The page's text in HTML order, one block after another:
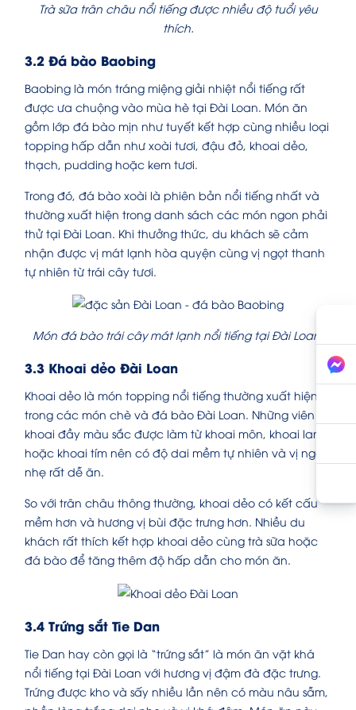
Trà sữa trân châu nổi tiếng được nhiều độ tuổi yêu
thích.
3.2 Đá bào Baobing
Baobing là món tráng miệng giải nhiệt nổi tiếng rất
được ưa chuộng vào mùa hè tại Đài Loan. Món ăn
gồm lớp đá bào mịn như tuyết kết hợp cùng nhiều loại
topping hấp dẫn như xoài tươi, đậu đỏ, khoai dẻo,
thạch, pudding hoặc kem tươi.
Trong đó, đá bào xoài là phiên bản nổi tiếng nhất và
thường xuất hiện trong danh sách các món ngon phải
thử tại Đài Loan. Khi thưởng thức, du khách sẽ cảm
nhận được vị mát lạnh hòa quyện cùng vị ngọt thanh
tự nhiên từ trái cây tươi.
Món đá bào trái cây mát lạnh nổi tiếng tại Đài Loan.
3.3 Khoai dẻo Đài Loan
Khoai dẻo là món topping nổi tiếng thường xuất hiện
trong các món chè và đá bào Đài Loan. Những viên
khoai đầy màu sắc được làm từ khoai môn, khoai lang
hoặc khoai tím nên có độ dai mềm tự nhiên và vị ngọt
nhẹ rất dễ ăn.
So với trân châu thông thường, khoai dẻo có kết cấu
mềm hơn và hương vị bùi đặc trưng hơn. Nhiều du
khách rất thích kết hợp khoai dẻo cùng trà sữa hoặc
đá bào để tăng thêm độ hấp dẫn cho món ăn.
3.4 Trứng sắt Tie Dan
Tie Dan hay còn gọi là “trứng sắt” là món ăn vặt khá
nổi tiếng tại Đài Loan với hương vị đậm đà đặc trưng.
Trứng được kho và sấy nhiều lần nên có màu nâu sẫm,